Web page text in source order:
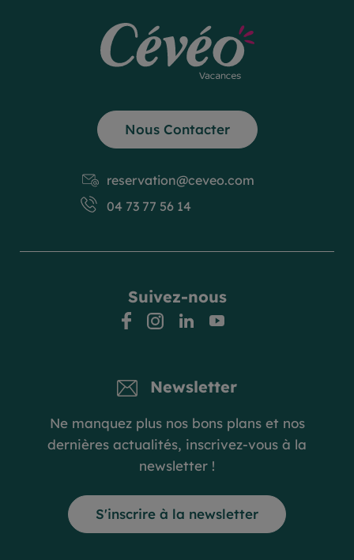
Nous Contacter
reservation@ceveo.com
04 73 77 56 14
Suivez-nous
facebook
instagramlinkedinyoutube
Newsletter
Ne manquez plus nos bons plans et nos
dernières actualités, inscrivez-vous à la
newsletter !
S'inscrire à la newsletter